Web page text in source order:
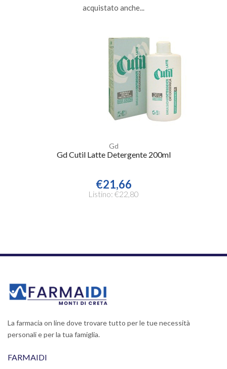
acquistato anche...
Gd
Gd Cutil Latte Detergente 200ml
€21,66
Listino: €22,80
La farmacia on line dove trovare tutto per le tue necessità
personali e per la tua famiglia.
FARMAIDI